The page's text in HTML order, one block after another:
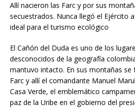
Allí nacieron las Farc y por sus
secuestrados. Nunca llegó el Ejército
ideal para el turismo ecológico
El Cañón del Duda es uno de los
desconocidos de la geografía
mantuvo intacto. En sus montañas se
Farc y allí el comandante Manuel
Casa Verde, el emblemático
paz de la Uribe en el gobierno del